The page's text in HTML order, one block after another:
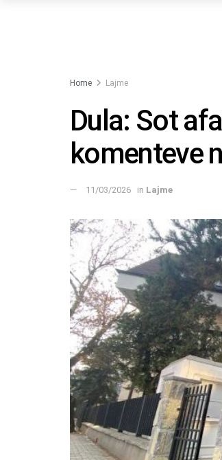
Home Lajme
Dula: Sot
komenteve
11/03/2026 in Lajme